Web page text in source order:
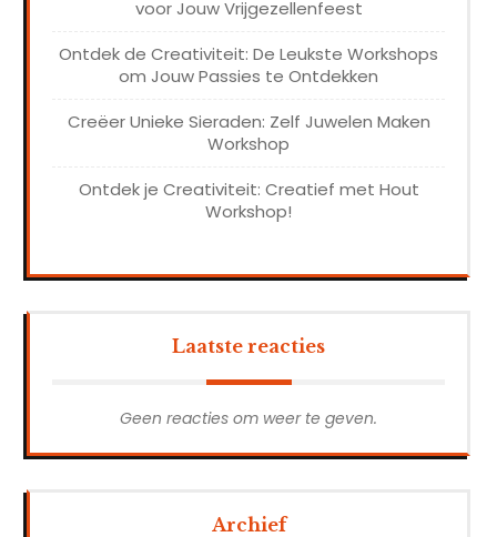
voor Jouw Vrijgezellenfeest
Ontdek de Creativiteit: De Leukste Workshops
om Jouw Passies te Ontdekken
Creëer Unieke Sieraden: Zelf Juwelen Maken
Workshop
Ontdek je Creativiteit: Creatief met Hout
Workshop!
Laatste reacties
Geen reacties om weer te geven.
Archief